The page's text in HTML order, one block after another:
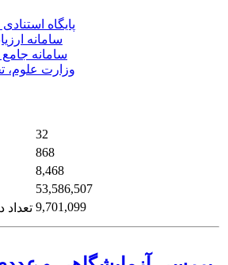
پایگاه
سامانه
سامانه
وزارت علوم،
32
868
8,468
53,586,507
9,701,099